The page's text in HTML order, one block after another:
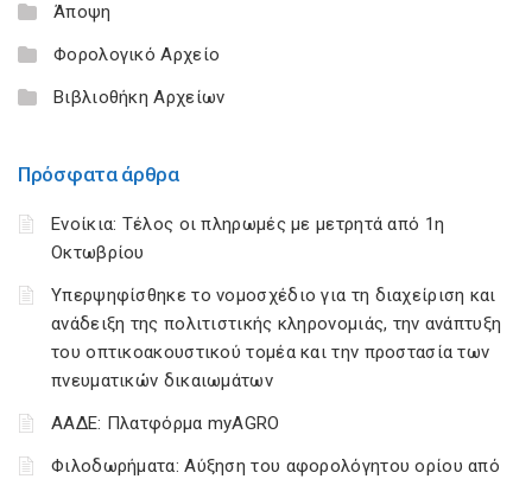
Άποψη
Φορολογικό Αρχείο
Βιβλιοθήκη Αρχείων
Πρόσφατα άρθρα
Ενοίκια: Τέλος οι πληρωμές με μετρητά από 1η
Οκτωβρίου
Υπερψηφίσθηκε το νομοσχέδιο για τη διαχείριση και
ανάδειξη της πολιτιστικής κληρονομιάς, την ανάπτυξη
του οπτικοακουστικού τομέα και την προστασία των
πνευματικών δικαιωμάτων
ΑΑΔΕ: Πλατφόρμα myAGRO
Φιλοδωρήματα: Αύξηση του αφορολόγητου ορίου από